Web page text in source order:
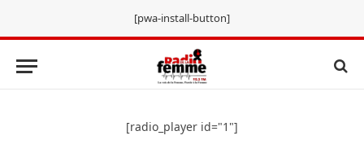
[pwa-install-button]
[radio_player id="1"]